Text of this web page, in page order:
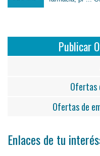
Publicar
Ofertas
Ofertas de
Enlaces de tu